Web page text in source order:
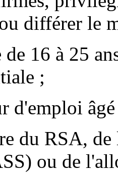
différer le
de 16 à 25
;
d'emploi
du RSA,
ou de